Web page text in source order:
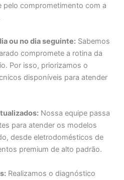
comprometimento com a
ou no dia seguinte: Sabemos
compromete a rotina da
Por isso, priorizamos o
disponíveis para atender
Nossa equipe passa
para atender os modelos
desde eletrodomésticos de
premium de alto padrão.
Realizamos o diagnóstico